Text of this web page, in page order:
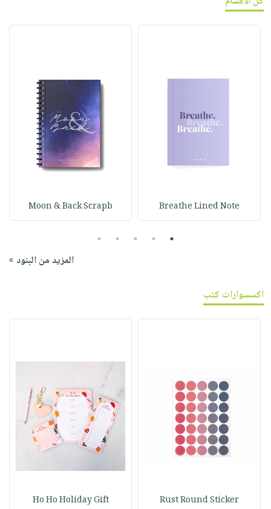
Breathe Lined Note
Moon & Back Scrapb
1
2
3
4
5
المزيد من البنود »
اكسسوارات كتب
Rust Round Sticker
Ho Ho Holiday Gift